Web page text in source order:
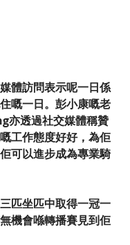
體訪問表示呢一日係
嘅一日。彭小康嘅老
亦透過社交媒體稱贊
工作態度好好，為佢
可以進步成為專業騎
匹坐匹中取得一冠一
機會喺轉播賽見到佢